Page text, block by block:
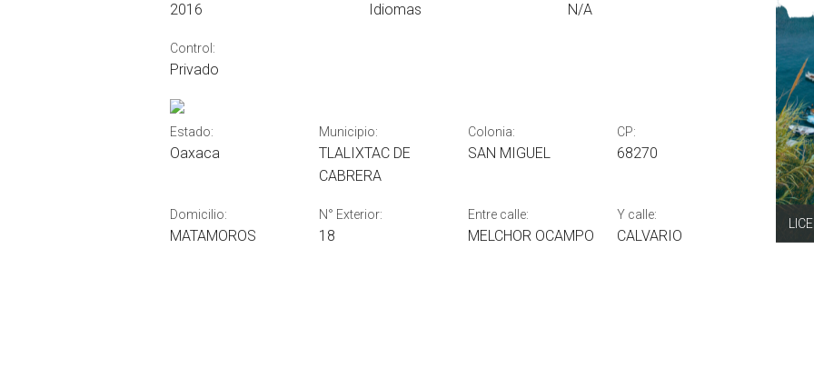
2016 Idiomas N/A
Control:
Privado
Estado:
Oaxaca
Municipio:
TLALIXTAC DE
CABRERA
Colonia:
SAN MIGUEL
CP:
68270
Domicilio:
MATAMOROS
N° Exterior:
18
Entre calle:
MELCHOR OCAMPO
Y calle:
CALVARIO